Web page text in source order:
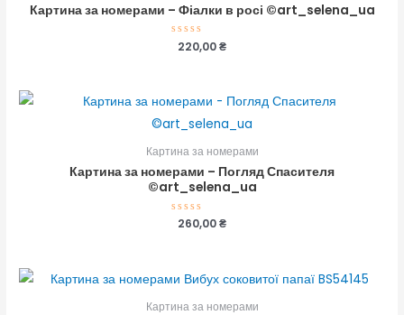
Картина за номерами – Фіалки в росі ©art_selena_ua
Оцінено
220,00₴
Картина за номерами
Картина за номерами – Погляд Спасителя
©art_selena_ua
Оцінено
260,00₴
Картина за номерами